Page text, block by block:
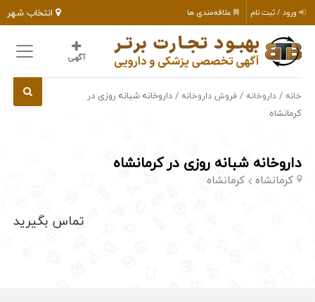
انتخاب شهر ورود / ثبت نام علاقه‌مندی ها
آگهی
خانه /داروخانه / فروش داروخانه / داروخانه شبانه روزی در
کرمانشاه
داروخانه شبانه روزی در کرمانشاه
کرمانشاه کرمانشاه
تماس بگیرید